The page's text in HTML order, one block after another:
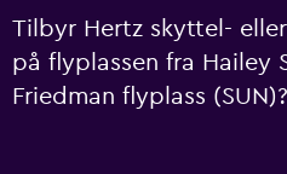
Tilbyr Hertz skyttel-
på flyplassen fra Hailey
Friedman flyplass (SUN)?